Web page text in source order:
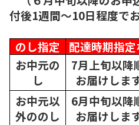
付後1週間～10日程度で
のし指定
配達時期指定
お中元の
し
7月上旬以降
お届けします
お中元以
外ののし
6月中旬以降
お届けします